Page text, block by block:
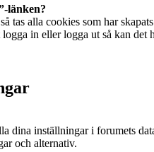
länken?
tas alla cookies som har
in eller logga ut så kan det
dina inställningar i forumets
och alternativ.